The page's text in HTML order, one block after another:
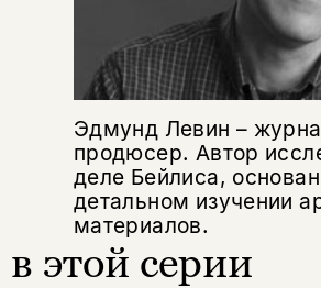
Эдмунд Левин –
продюсер. Автор
деле Бейлиса,
детальном изучении
материалов.
в этой серии